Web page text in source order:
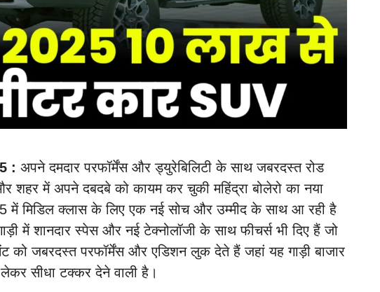
: अपने दमदार परफॉर्मेंस और ड्युरेबिलिटी के साथ जबरदस्त रोड
शहर में अपने दबदबे को कायम कर चुकी महिंद्रा बोलेरो का नया
में मिडिल क्लास के लिए एक नई सोच और उम्मीद के साथ आ रही है
में शानदार स्पेस और नई टेक्नोलॉजी के साथ फीचर्स भी दिए हैं जो
जबरदस्त परफॉर्मेंस और एडिशन लुक देते हैं जहां यह गाड़ी बाजार
सीधा टक्कर देने वाली है।